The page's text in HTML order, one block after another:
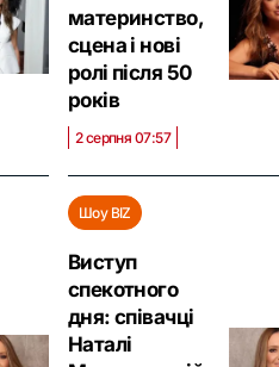
материнство,
сцена і нові
ролі після 50
років
2 серпня 07:57
Шоу BIZ
Виступ
спекотного
дня: співачці
Наталі